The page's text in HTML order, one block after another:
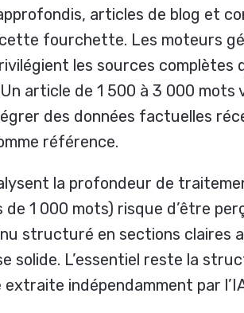
articles de blog et
fourchette. Les moteurs
les sources
article de 1 500 à 3 000 mots
des données factuelles
référence.
la profondeur de
de 1 000 mots) risque d’être
structuré en sections claires
solide. L’essentiel reste la
indépendamment par